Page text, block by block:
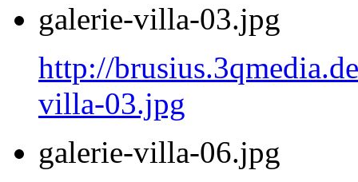
galerie-villa-03.jpg
http://
villa-03.jpg
galerie-villa-06.jpg